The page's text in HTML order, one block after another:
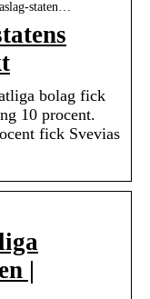
staten…
bolag fick
10 procent.
fick Svevias
|